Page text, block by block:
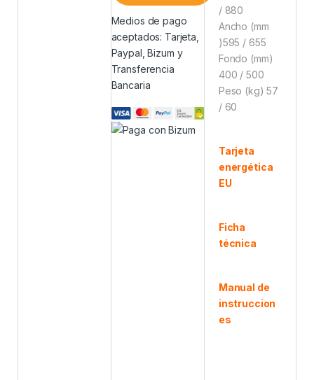
Medios de pago
aceptados: Tarjeta,
Paypal, Bizum y
Transferencia
Bancaria
/ 880
Ancho (mm
)595 / 655
Fondo (mm)
400 / 500
Peso (kg) 57
/ 60
Tarjeta
energética
EU
Ficha
técnica
Manual de
instruccion
es